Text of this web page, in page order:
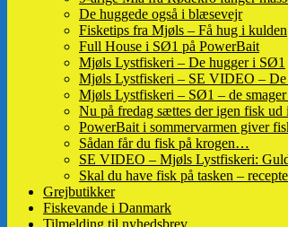
De huggede også i blæsevejr
Fisketips fra Mjøls – Få hug i kulden
Full House i SØ1 på PowerBait
Mjøls Lystfiskeri – De hugger i SØ1
Mjøls Lystfiskeri – SE VIDEO –
Mjøls Lystfiskeri – SØ1 – de
Nu på fredag sættes der igen fisk
PowerBait i sommervarmen giver
Sådan får du fisk på krogen…
SE VIDEO – Mjøls Lystfiskeri:
Skal du have fisk på tasken –
Grejbutikker
Fiskevande i Danmark
Tilmelding til nyhedsbrev